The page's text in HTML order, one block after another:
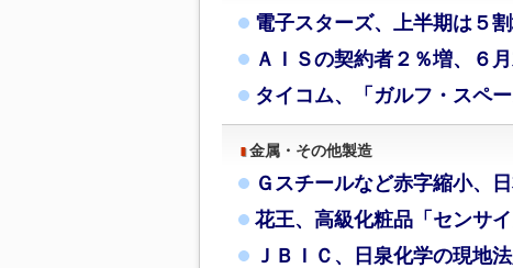
電子スターズ、上半期は５
ＡＩＳの契約者２％増、６
タイコム、「ガルフ・スペ
金属・その他製造
Ｇスチールなど赤字縮小、
花王、高級化粧品「センサ
ＪＢＩＣ、日泉化学の現地